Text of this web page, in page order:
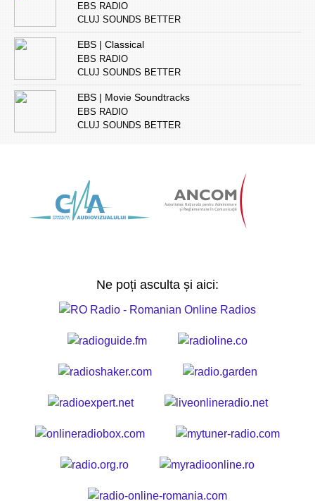
EBS RADIO
CLUJ SOUNDS BETTER
EBS | Classical
EBS RADIO
CLUJ SOUNDS BETTER
EBS | Movie Soundtracks
EBS RADIO
CLUJ SOUNDS BETTER
Ne poți asculta și aici: